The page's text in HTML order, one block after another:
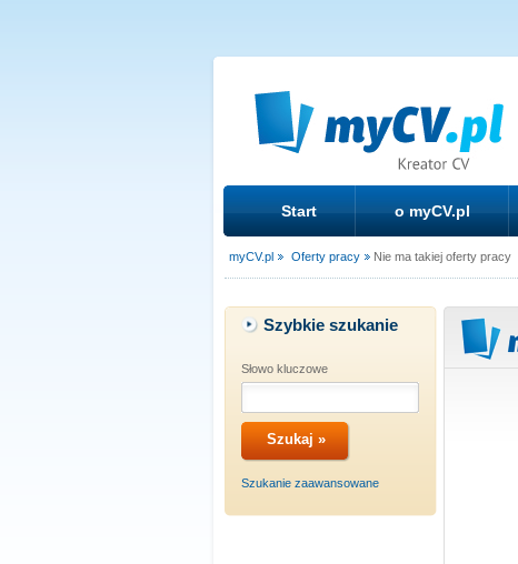
Start o myCV.pl
myCV.pl Oferty pracy Nie ma takiej oferty pracy
Szybkie szukanie
Słowo kluczowe
Szukanie zaawansowane